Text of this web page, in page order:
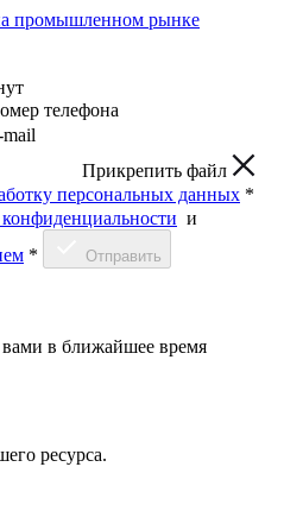
промышленном рынке
телефона
Прикрепить файл
персональных данных *
и
*
Отправить
в ближайшее время
ресурса.